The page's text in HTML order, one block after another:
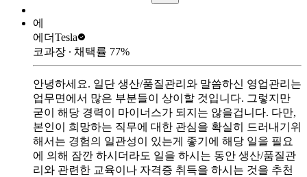
에
에더Tesla
코과장 ∙ 채택률 77%
안녕하세요. 일단 생산/품질관리와 말씀하신 영업관리는
업무면에서 많은 부분들이 상이할 것입니다. 그렇지만
굳이 해당 경력이 마이너스가 되지는 않을겁니다. 다만,
본인이 희망하는 직무에 대한 관심을 확실히 드러내기위
해서는 경험의 일관성이 있는게 좋기에 해당 일을 필요
에 의해 잠깐 하시더라도 일을 하시는 동안 생산/품질관
리와 관련한 교육이나 자격증 취득을 하시는 것을 추천